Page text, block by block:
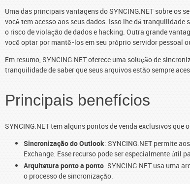
Uma das principais vantagens do SYNCING.NET sobre os
você tem acesso aos seus dados. Isso lhe dá tranquilidade
o risco de violação de dados e hacking. Outra grande
você optar por mantê-los em seu próprio servidor pessoal
Em resumo, SYNCING.NET oferece uma solução de
tranquilidade de saber que seus arquivos estão sempre
Principais benefícios
SYNCING.NET tem alguns pontos de venda exclusivos
Sincronização do Outlook: SYNCING.NET permite
Exchange. Esse recurso pode ser especialmente útil
Arquitetura ponto a ponto: SYNCING.NET usa uma
o processo de sincronização.